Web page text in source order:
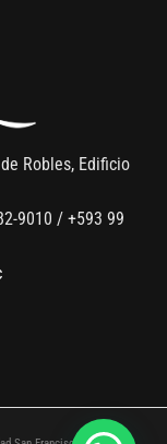
Robles, Edificio
9010 / +593 99